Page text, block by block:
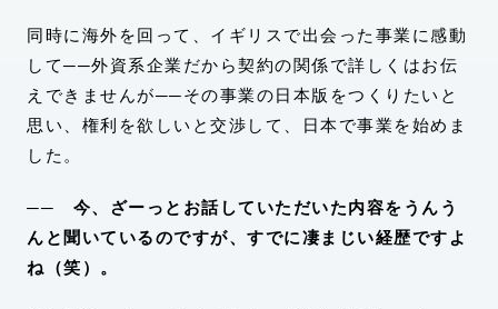
同時に海外を回って、イギリスで出会った事業に感動
して──外資系企業だから契約の関係で詳しくはお伝
えできませんが──その事業の日本版をつくりたいと
思い、権利を欲しいと交渉して、日本で事業を始めま
した。
── 今、ざーっとお話していただいた内容をうんう
んと聞いているのですが、すでに凄まじい経歴ですよ
ね（笑）。